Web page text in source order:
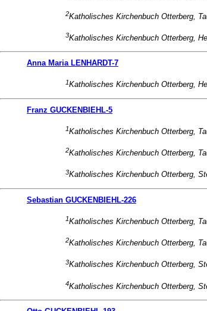
2Katholisches Kirchenbuch Otterberg,
3Katholisches Kirchenbuch Otterberg,
Anna Maria LENHARDT-7
1Katholisches Kirchenbuch Otterberg,
Franz GUCKENBIEHL-5
1Katholisches Kirchenbuch Otterberg,
2Katholisches Kirchenbuch Otterberg,
3Katholisches Kirchenbuch Otterberg,
Sebastian GUCKENBIEHL-226
1Katholisches Kirchenbuch Otterberg,
2Katholisches Kirchenbuch Otterberg,
3Katholisches Kirchenbuch Otterberg,
4Katholisches Kirchenbuch Otterberg,